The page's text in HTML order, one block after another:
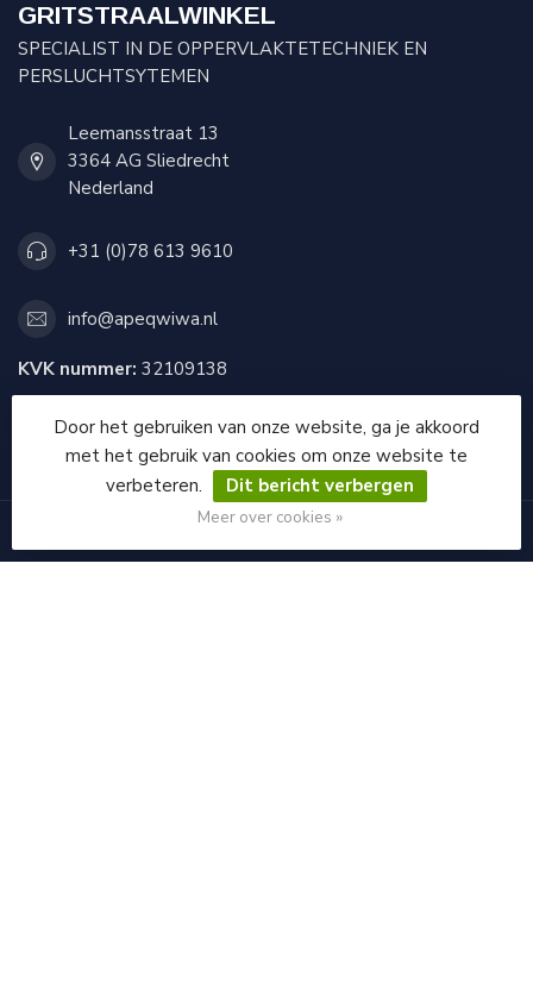
GRITSTRAALWINKEL
SPECIALIST IN DE OPPERVLAKTETECHNIEK EN
PERSLUCHTSYTEMEN
Leemansstraat 13
3364 AG Sliedrecht
Nederland
+31 (0)78 613 9610
info@apeqwiwa.nl
KVK nummer: 32109138
btw-nummer:NL814752676B01
CATEGORIEËN
Door het gebruiken van onze website, ga je akkoord
met het gebruik van cookies om onze website te
verbeteren.
Dit bericht verbergen
Meer over cookies »